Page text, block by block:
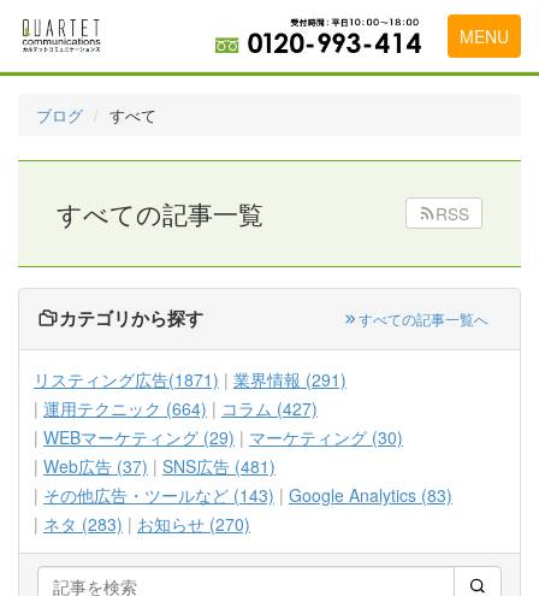
MENU
代理店の乗り換えをお考えの方
広告代理店・HP制作会社様へ
お申し込みから運用開始までの流れ
会社概要
お問い合わせ
ブログ すべて
すべての記事一覧 RSS
カテゴリから探す すべての記事一覧へ
リスティング広告(1871)
業界情報 (291)
運用テクニック (664)
コラム (427)
WEBマーケティング (29)
マーケティング (30)
Web広告 (37)
SNS広告 (481)
その他広告・ツールなど (143)
Google Analytics (83)
ネタ (283)
お知らせ (270)